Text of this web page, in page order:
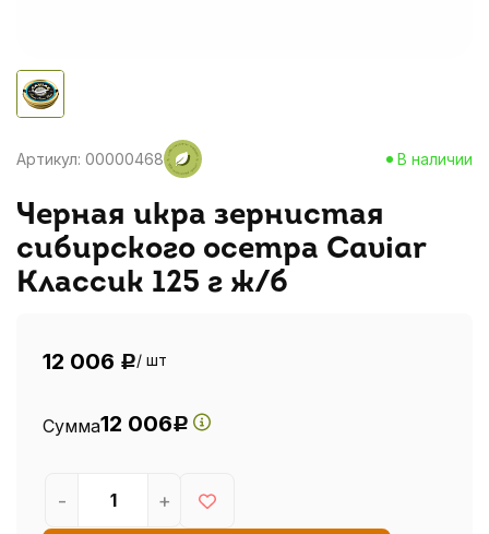
Артикул: 00000468 В наличии
Черная икра зернистая
сибирского осетра Caviar
Классик 125 г ж/б
12 006 Р/ шт
Сумма12 006Р
- +